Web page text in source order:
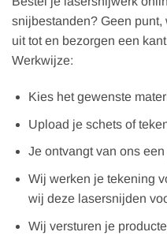
klantbeoordelingen
snijbestanden? Geen
uit tot en bezorgen een
Werkwijze:
Kies het gewenste
Upload je schets of
Je ontvangt van ons
Wij werken je tekening
wij deze lasersnijden
Wij versturen je